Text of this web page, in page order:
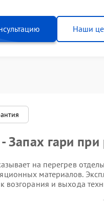
Наши
Запах гари при
на перегрев
материалов.
возгорания и выхода
признаки